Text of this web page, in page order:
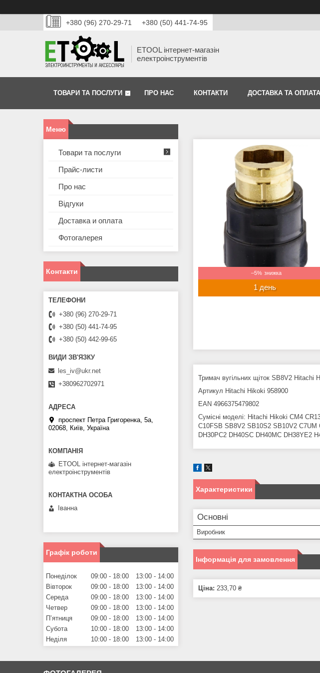
+380 (96) 270-29-71 +380 (50) 441-74-95
ETOOL інтернет-магазін
електроінструментів
ТОВАРИ ТА ПОСЛУГИ ПРО НАС КОНТАКТИ ДОСТАВКА ТА ОПЛАТА
–5%
1 день
Тримач вугільних щіток SB8V2 Hitachi
Артикул Hitachi Hikoki 958900
EAN 4966375479802
Сумісні моделі: Hitachi Hikoki CM4
C10FSB SB8V2 SB10S2 SB10V2 C7UM
DH30PC2 DH40SC DH40MC DH38YE2
Характеристики
Основні
Виробник
Інформація для замовлення
Ціна: 233,70 ₴
Товари та послуги
Прайс-листи
Про нас
Відгуки
Доставка и оплата
Фотогалерея
Контакти
+380 (96) 270-29-71
+380 (50) 441-74-95
+380 (50) 442-99-65
les_iv@ukr.net
+380962702971
проспект Петра Григоренка, 5а,
02068, Київ, Україна
ETOOL інтернет-магазін
електроінструментів
Іванна
Графік роботи
Понеділок 09:00 18:00 13:00
14:00
Вівторок
09:00 18:00 13:00
14:00
Середа
09:00 18:00 13:00
14:00
Четвер
09:00 18:00 13:00
14:00
Пʼятниця
09:00 18:00 13:00
14:00
Субота
10:00 18:00 13:00
14:00
Неділя
10:00 18:00 13:00 14:00